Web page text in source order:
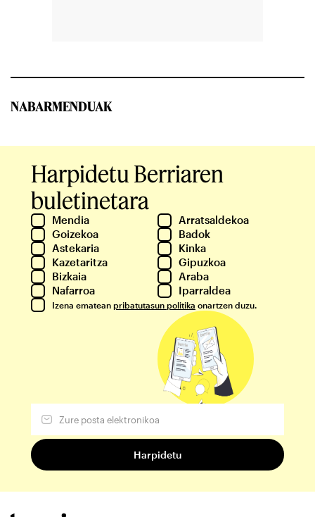
NABARMENDUAK
Harpidetu Berriaren
buletinetara
Mendia
Arratsaldekoa
Goizekoa
Badok
Astekaria
Kinka
Kazetaritza
Gipuzkoa
Bizkaia
Araba
Nafarroa
Iparraldea
Izena ematean pribatutasun politika onartzen duzu.